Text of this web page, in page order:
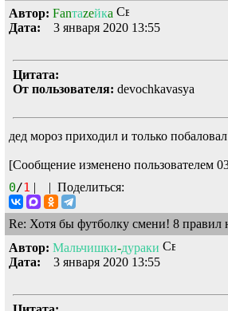
Автор: Fanтаzeйкa
Дата: 3 января 2020 13:55
Цитата:
От пользователя: devochkavasya
дед мороз приходил и только
[Сообщение изменено пользователем
0/1 | | Поделиться:
Re: Хотя бы футболку смени! 8 правил
Автор: Мальчишки-дураки
Дата: 3 января 2020 13:55